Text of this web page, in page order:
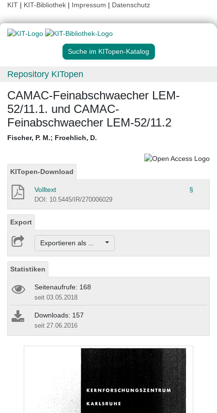
KIT | KIT-Bibliothek | Impressum | Datenschutz
Suche im KITopen-Katalog
Repository KITopen
CAMAC-Feinabschwaecher LEM-
52/11.1. und CAMAC-
Feinabschwaecher LEM-52/11.2
Fischer, P. M.; Froehlich, D.
KITopen-Download
Volltext §
DOI: 10.5445/IR/270006029
Export
Exportieren als ...
Statistiken
Seitenaufrufe: 168
seit 03.05.2018
Downloads: 157
seit 27.06.2016